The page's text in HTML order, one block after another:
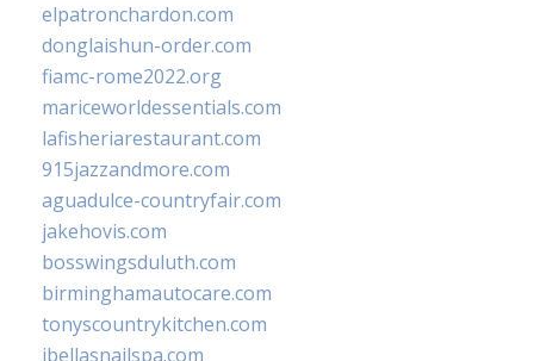
elpatronchardon.com
donglaishun-order.com
fiamc-rome2022.org
mariceworldessentials.com
lafisheriarestaurant.com
915jazzandmore.com
aguadulce-countryfair.com
jakehovis.com
bosswingsduluth.com
birminghamautocare.com
tonyscountrykitchen.com
jbellasnailspa.com